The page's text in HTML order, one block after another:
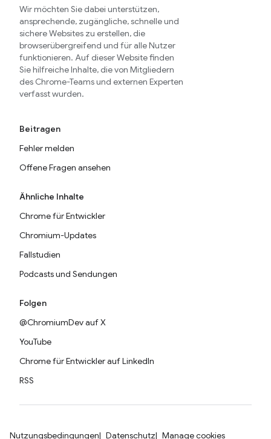
Wir möchten Sie dabei unterstützen,
ansprechende, zugängliche, schnelle und
sichere Websites zu erstellen, die
browserübergreifend und für alle Nutzer
funktionieren. Auf dieser Website finden
Sie hilfreiche Inhalte, die von Mitgliedern
des Chrome-Teams und externen Experten
verfasst wurden.
Beitragen
Fehler melden
Offene Fragen ansehen
Ähnliche Inhalte
Chrome für Entwickler
Chromium-Updates
Fallstudien
Podcasts und Sendungen
Folgen
@ChromiumDev auf X
YouTube
Chrome für Entwickler auf LinkedIn
RSS
Nutzungsbedingungen Datenschutz Manage cookies